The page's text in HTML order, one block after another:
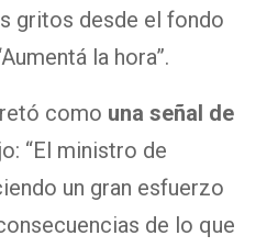
gritos desde el fondo
la hora”.
como una señal de
“El ministro de
un gran esfuerzo
de lo que